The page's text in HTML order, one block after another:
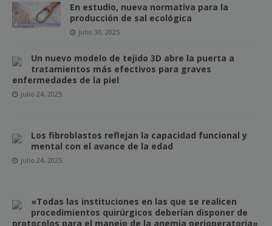
En estudio, nueva normativa para la
producción de sal ecológica
julio 30, 2025
Un nuevo modelo de tejido 3D abre la puerta a
tratamientos más efectivos para graves
enfermedades de la piel
julio 24, 2025
Los fibroblastos reflejan la capacidad funcional y
mental con el avance de la edad
julio 24, 2025
«Todas las instituciones en las que se realicen
procedimientos quirúrgicos deberían disponer de
protocolos para el manejo de la anemia perioperatoria»